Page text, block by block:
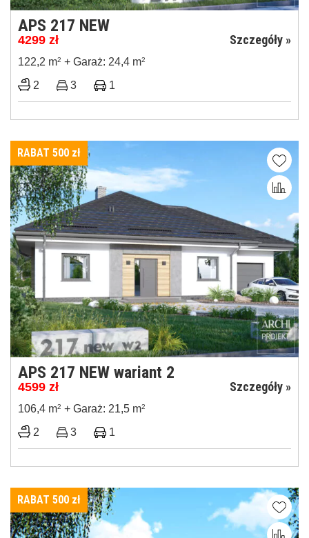
APS 217 NEW
4299 zł Szczegóły »
122,2 m2 + Garaż: 24,4 m2
2 3 1
RABAT 500 zł
APS 217 NEW wariant 2
4599 zł Szczegóły »
106,4 m2 + Garaż: 21,5 m2
2 3 1
RABAT 500 zł